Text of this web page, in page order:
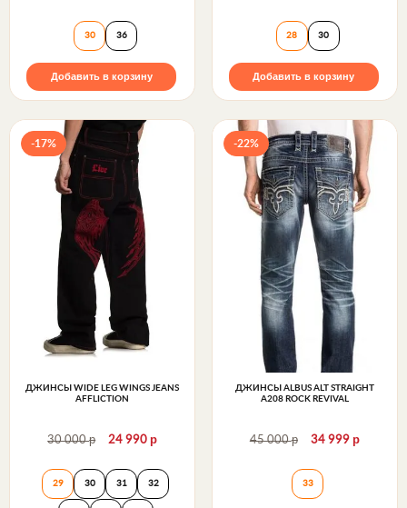
Джинсы EARNESTO J213 STRAIGHT EXCLUSIVE
30 36
Добавить в корзину
Джинсы ZAID
28 30
Добавить в корзину
-17%
ДЖИНСЫ WIDE LEG WINGS JEANS
AFFLICTION
30 000р 24 990р
Джинсы Wide Leg Wings Jeans Affliction
29 30 31 32
-22%
ДЖИНСЫ ALBUS ALT STRAIGHT
A208 ROCK REVIVAL
45 000р 34 999 р
Джинсы ALBUS
33